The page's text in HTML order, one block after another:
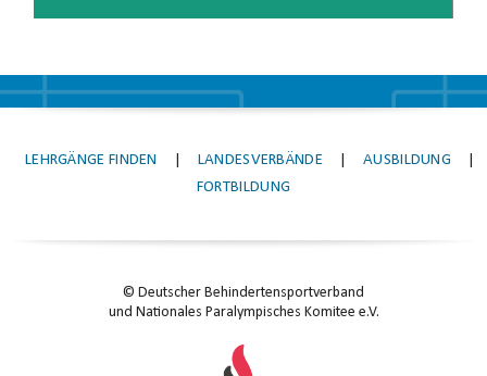
LEHRGÄNGE FINDEN LANDESVERBÄNDE AUSBILDUNG
FORTBILDUNG
© Deutscher Behindertensportverband
und Nationales Paralympisches Komitee e.V.